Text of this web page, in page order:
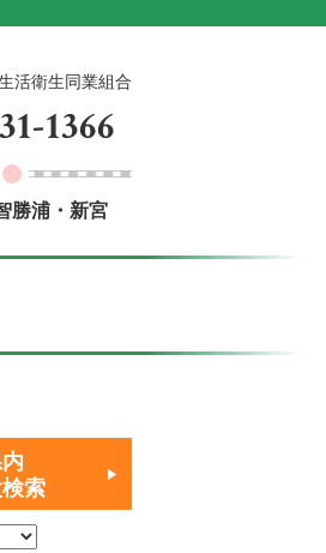
活衛生同業組合
1366
勝浦・新宮
索